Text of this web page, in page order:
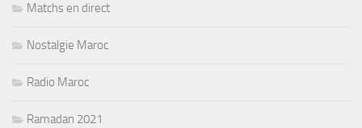
Matchs en direct
Nostalgie Maroc
Radio Maroc
Ramadan 2021